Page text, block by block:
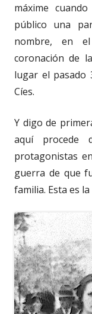
máxime
público una
nombre, en
coronación de
lugar el pasado
Cíes.
Y digo de
aquí procede
protagonistas
guerra de que
familia. Esta es